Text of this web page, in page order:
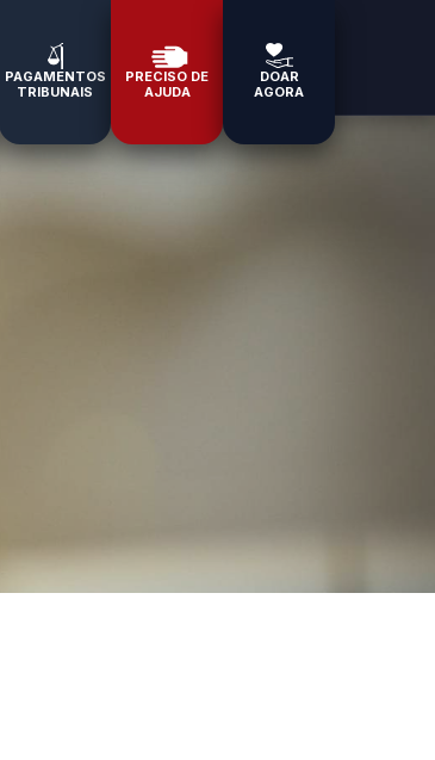
PAGAMENTOS
TRIBUNAIS
PRECISO DE
AJUDA
DOAR
AGORA